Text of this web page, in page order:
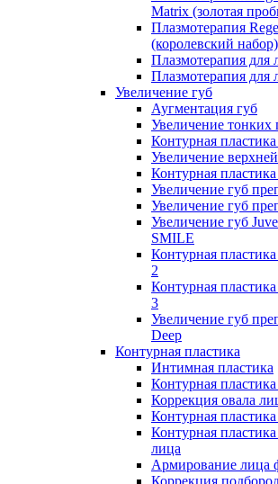
Matrix (золотая
Плазмотерапия
(королевский набор)
Плазмотерапия для
Плазмотерапия для
Увеличение губ
Аугментация губ
Увеличение тонких
Контурная
Увеличение
Контурная
Увеличение губ
Увеличение губ
Увеличение губ
SMILE
Контурная
2
Контурная
3
Увеличение губ
Deep
Контурная пластика
Интимная пластика
Контурная
Коррекция овала
Контурная
Контурная
лица
Армирование лица
Коррекция